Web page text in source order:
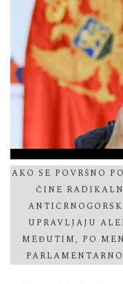
AKO SE POVRŠNO
ČINE
UPRAVLJAJU
MEĐUTIM, PO